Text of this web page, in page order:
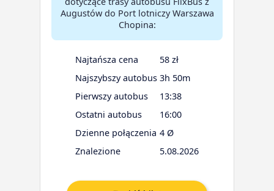
Augustów do Port lotniczy Warszawa
Chopina:
Najtańsza cena
58 zł
Najszybszy autobus 3h 50m
Pierwszy autobus
13:38
Ostatni autobus
16:00
Dzienne połączenia 4 Ø
Znalezione
5.08.2026